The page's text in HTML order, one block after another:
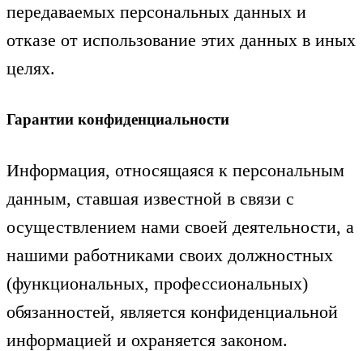
передаваемых персональных данных и
отказе от использование этих данных в иных
целях.
Гарантии конфиденциальности
Информация, относящаяся к персональным
данным, ставшая известной в связи с
осуществлением нами своей деятельности, а
нашими работниками своих должностных
(функциональных, профессиональных)
обязанностей, является конфиденциальной
информацией и охраняется законом.